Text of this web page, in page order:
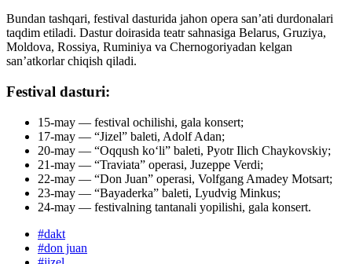
Bundan tashqari, festival dasturida jahon opera san’ati durdonalari
taqdim etiladi. Dastur doirasida teatr sahnasiga Belarus, Gruziya,
Moldova, Rossiya, Ruminiya va Chernogoriyadan kelgan
san’atkorlar chiqish qiladi.
Festival dasturi:
15-may — festival ochilishi, gala konsert;
17-may — “Jizel” baleti, Adolf Adan;
20-may — “Oqqush ko‘li” baleti, Pyotr Ilich Chaykovskiy;
21-may — “Traviata” operasi, Juzeppe Verdi;
22-may — “Don Juan” operasi, Volfgang Amadey Motsart;
23-may — “Bayaderka” baleti, Lyudvig Minkus;
24-may — festivalning tantanali yopilishi, gala konsert.
#dakt
#don juan